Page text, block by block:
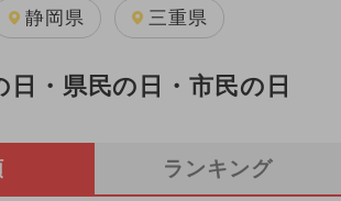
静岡県 三重県
日・県民の日・市民の日
ランキング